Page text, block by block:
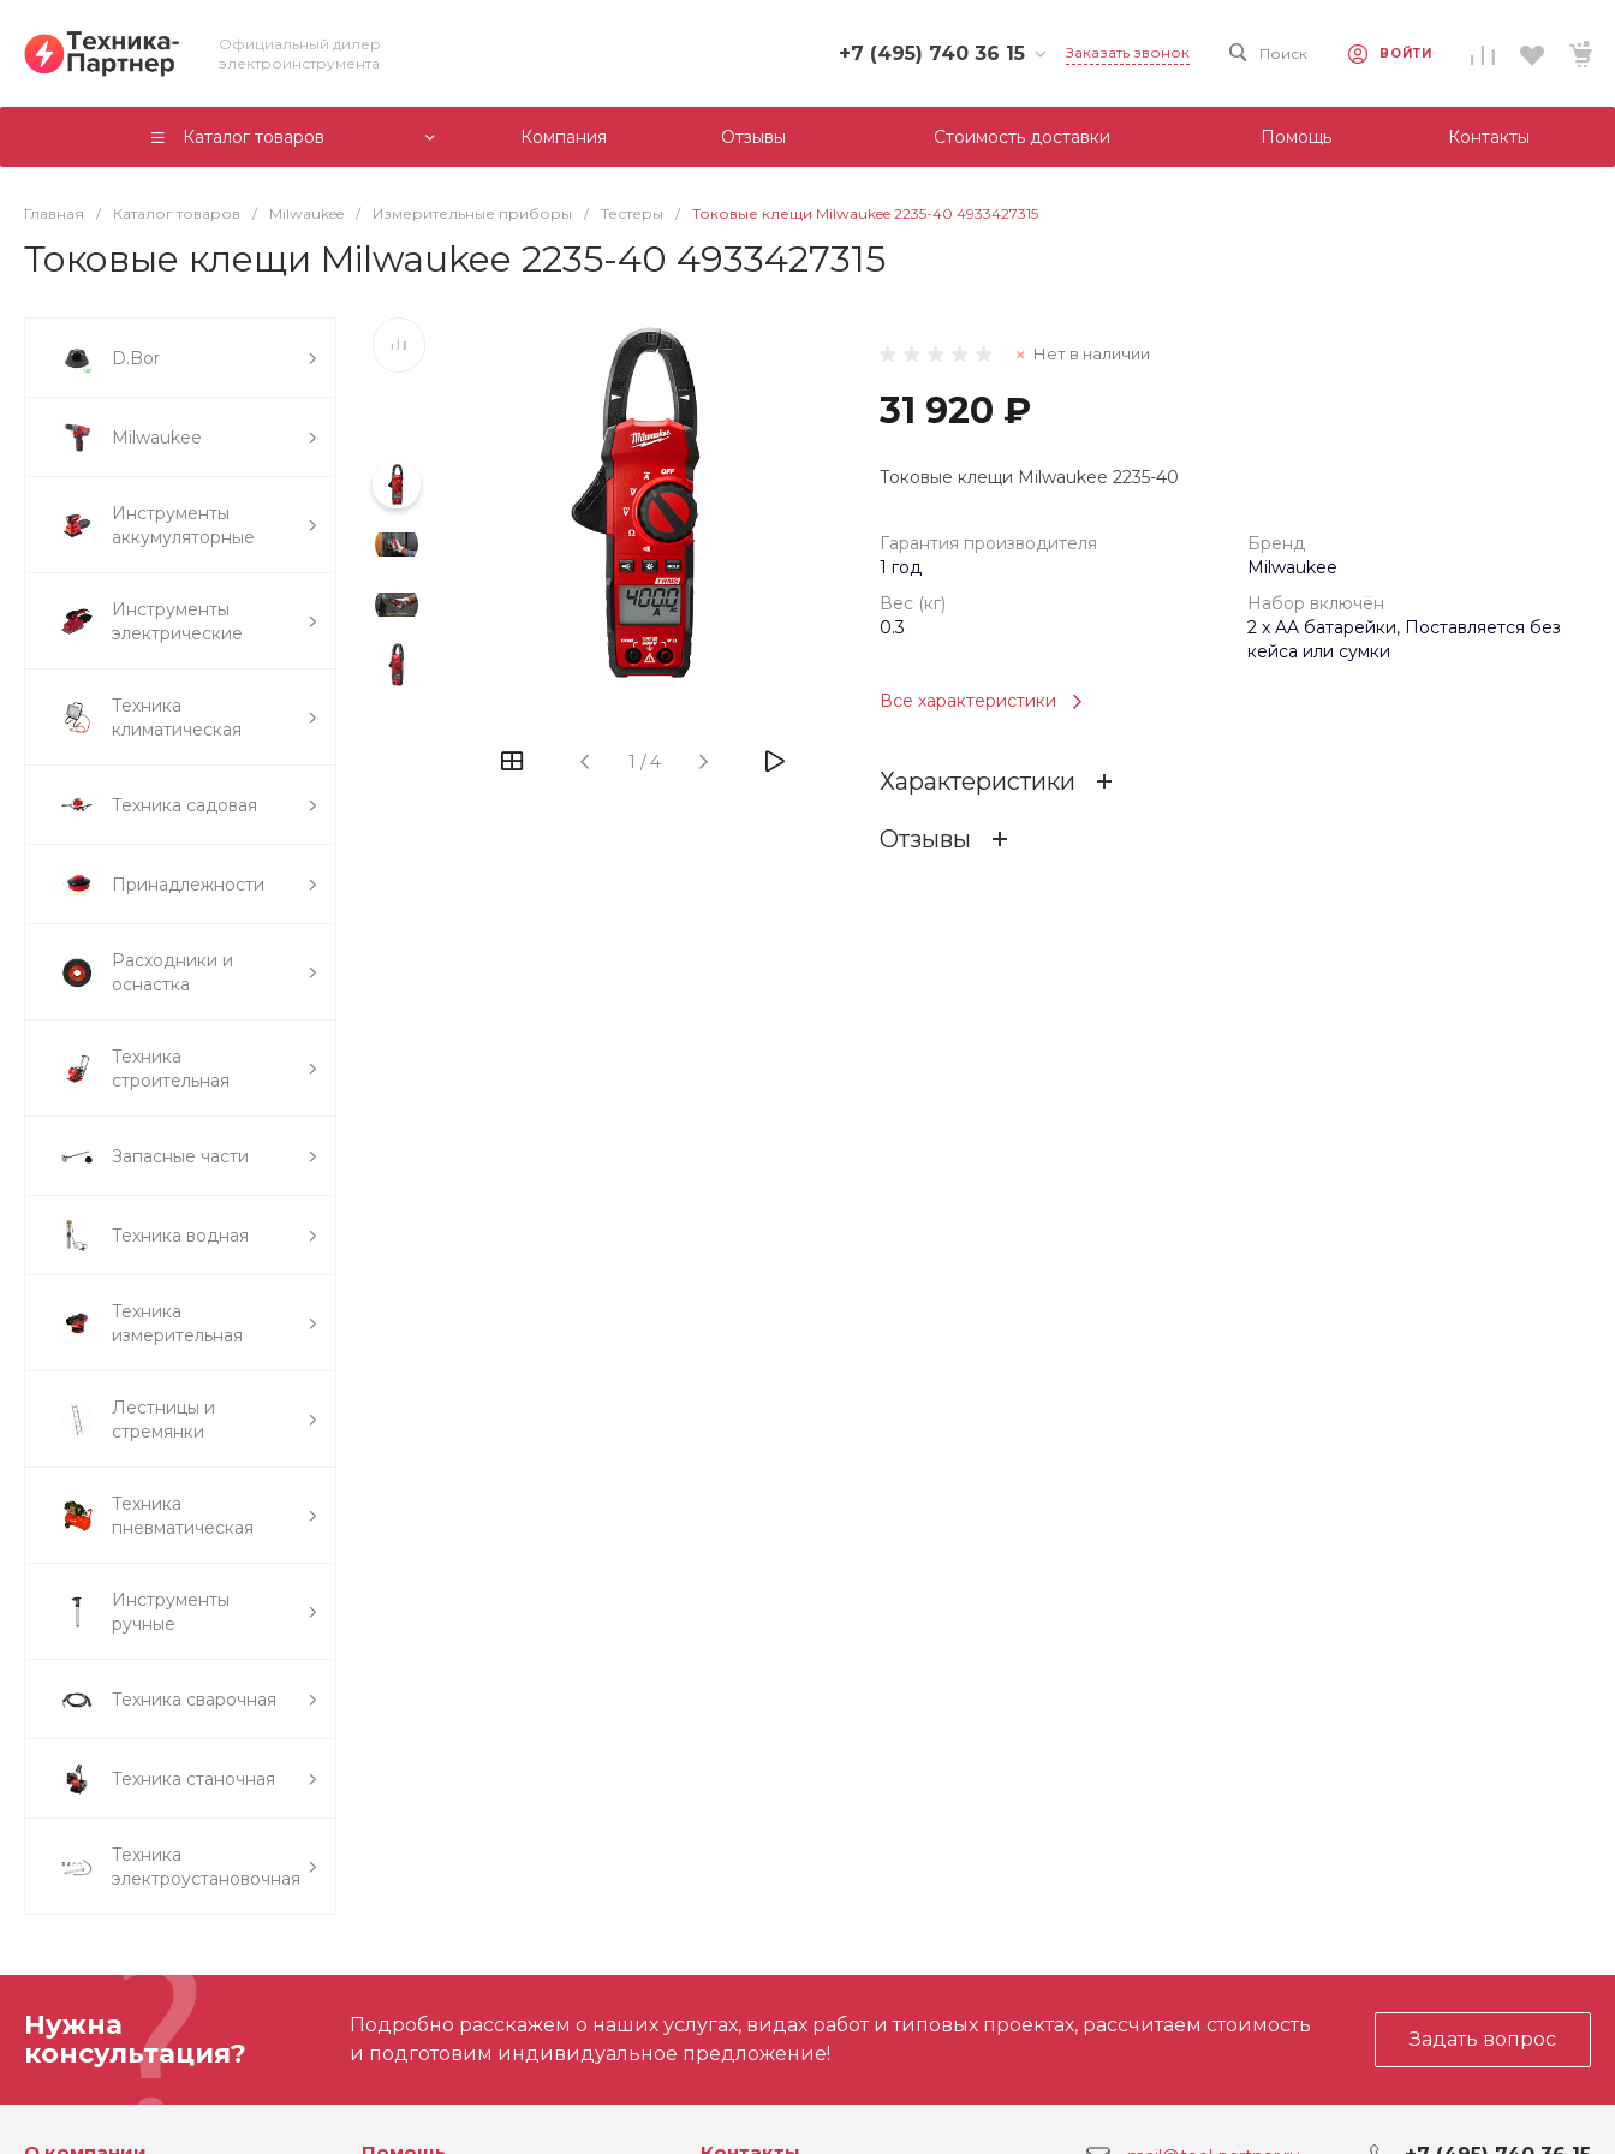
Официальный дилер
электроинструмента
+7 (495) 740 36 15
+7 (495) 740 36 15
г. Москва, Филевский
Заказать звонок Поиск ВОЙТИ
Каталог товаров Компания Отзывы Стоимость доставки Помощь Контакты
Главная / Каталог товаров / Milwaukee / Измерительные приборы / Тестеры / Токовые клещи Milwaukee 2235-40 4933427315
Токовые клещи Milwaukee 2235-40 4933427315
D.Bor
Milwaukee
Инструменты
аккумуляторные
Инструменты
электрические
Техника
климатическая
Техника садовая
Принадлежности
Расходники и
оснастка
Техника
строительная
Запасные части
Техника водная
Техника
измерительная
Лестницы и
стремянки
Техника
пневматическая
Инструменты
ручные
Техника сварочная
Техника станочная
Техника
электроустановочная
1 /4
Нет в наличии
31 920 ₽
Токовые клещи Milwaukee 2235-40
Гарантия производителя
1 год
Бренд
Milwaukee
Вес (кг)
0.3
Набор включён
2 x AA батарейки, Поставляется без
кейса или сумки
Все характеристики
Характеристики
Отзывы
Нужна
консультация?
Подробно расскажем о наших услугах, видах работ и типовых проектах, рассчитаем стоимость
и подготовим индивидуальное предложение!
Задать вопрос